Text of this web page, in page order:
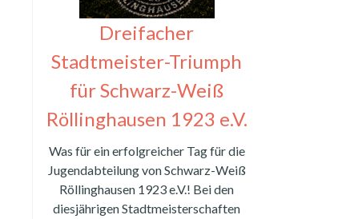
Dreifacher
Stadtmeister-Triumph
für Schwarz-Weiß
Röllinghausen 1923 e.V.
Was für ein erfolgreicher Tag für die
Jugendabteilung von Schwarz-Weiß
Röllinghausen 1923 e.V.! Bei den
diesjährigen Stadtmeisterschaften